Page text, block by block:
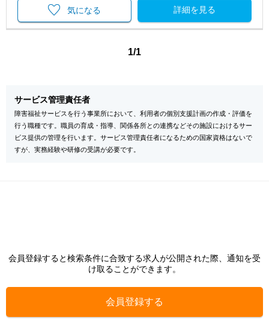
詳細を見る
気になる
1/1
サービス管理責任者
障害福祉サービスを行う事業所において、利用者の個別支援計画の作成・評価を
行う職種です。職員の育成・指導、関係各所との連携などその施設におけるサー
ビス提供の管理を行います。サービス管理責任者になるための国家資格はないで
すが、実務経験や研修の受講が必要です。
会員登録すると検索条件に合致する求人が公開された際、通知を受
け取ることができます。
会員登録する